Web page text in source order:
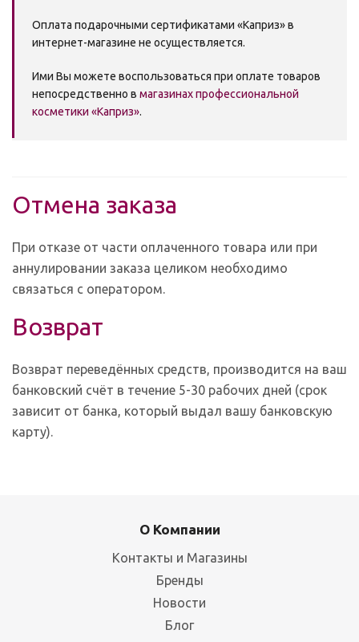
Оплата подарочными сертификатами «Каприз» в
интернет-магазине не осуществляется.
Ими Вы можете воспользоваться при оплате товаров
непосредственно в магазинах профессиональной
косметики «Каприз».
Отмена заказа
При отказе от части оплаченного товара или при
аннулировании заказа целиком необходимо
связаться с оператором.
Возврат
Возврат переведённых средств, производится на ваш
банковский счёт в течение 5-30 рабочих дней (срок
зависит от банка, который выдал вашу банковскую
карту).
О Компании
Контакты и Магазины
Бренды
Новости
Блог